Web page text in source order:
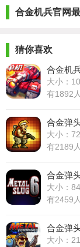
合金机兵官网
猜你喜欢
合金机
大小：
有1892
合金弹
大小：
有2189
合金弹
大小：
有2459
合金弹
大小：